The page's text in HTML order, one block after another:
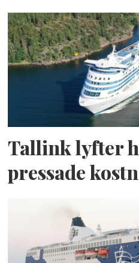
Tallink lyfter
pressade